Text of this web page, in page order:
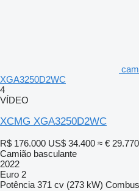
XGA3250D2WC
4
VÍDEO
XCMG XGA3250D2WC
R$ 176.000 US$ 34.400 ≈ € 29.770
Camião basculante
2022
Euro 2
Potência 371 cv (273 kW)